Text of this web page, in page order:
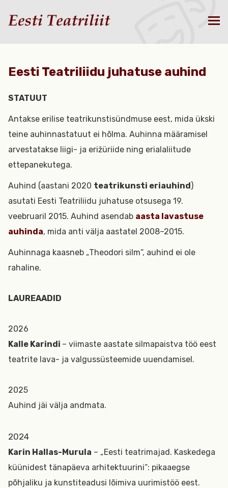
Eesti Teatriliidu juhatuse auhind
STATUUT
Antakse erilise teatrikunstisündmuse eest, mida ükski
teine auhinnastatuut ei hõlma. Auhinna määramisel
arvestatakse liigi- ja erižüriide ning erialaliitude
ettepanekutega.
Auhind (aastani 2020 teatrikunsti eriauhind)
asutati Eesti Teatriliidu juhatuse otsusega 19.
veebruaril 2015. Auhind asendab aasta lavastuse
auhinda, mida anti välja aastatel 2008–2015.
Auhinnaga kaasneb „Theodori silm“, auhind ei ole
rahaline.
LAUREAADID
2026
Kalle Karindi ­ – viimaste aastate silmapaistva töö eest
teatrite lava- ja valgussüsteemide uuendamisel.
2025
Auhind jäi välja andmata.
2024
Karin Hallas-Murula – „Eesti teatrimajad. Kaskedega
küünidest tänapäeva arhitektuurini“: pikaaegse
põhjaliku ja kunstiteadusi lõimiva uurimistöö eest.